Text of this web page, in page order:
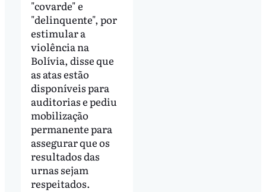
"covarde" e
"delinquente", por
estimular a
violência na
Bolívia, disse que
as atas estão
disponíveis para
auditorias e pediu
mobilização
permanente para
assegurar que os
resultados das
urnas sejam
respeitados.